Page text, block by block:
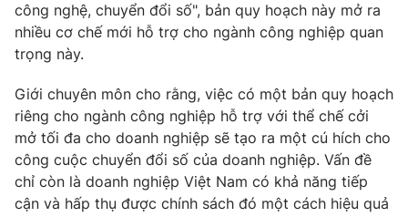
Phim VTV
Hậu trường
Nhân vật
Khán giả
Giải sao mai
Giải trí
Âm nhạc
Sao
Đời sống
Du lịch
Làm đẹp
Chất lượng cuộc sống
Giáo dục
Tuyển sinh
Công nghệ
công nghệ, chuyển đổi số", bản quy hoạch này mở ra
nhiều cơ chế mới hỗ trợ cho ngành công nghiệp quan
trọng này.
Giới chuyên môn cho rằng, việc có một bản quy hoạch
riêng cho ngành công nghiệp hỗ trợ với thể chế cởi
mở tối đa cho doanh nghiệp sẽ tạo ra một cú hích cho
công cuộc chuyển đổi số của doanh nghiệp. Vấn đề
chỉ còn là doanh nghiệp Việt Nam có khả năng tiếp
cận và hấp thụ được chính sách đó một cách hiệu quả